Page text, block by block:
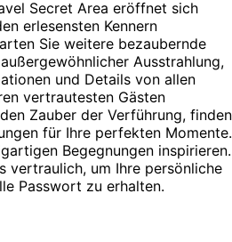
Secret Area eröffnet sich
erlesensten Kennern
Sie weitere bezaubernde
Ausstrahlung,
und Details von allen
vertrautesten Gästen
Zauber der Verführung, finden
für Ihre perfekten Momente.
Begegnungen inspirieren.
vertraulich, um Ihre persönliche
Passwort zu erhalten.